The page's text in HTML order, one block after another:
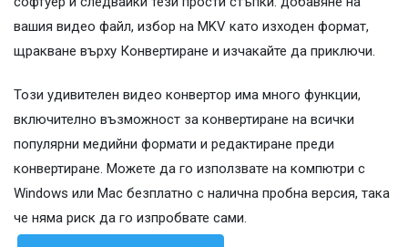
вашия видео файл, избор на MKV като изходен формат,
щракване върху Конвертиране и изчакайте да приключи.
Този удивителен видео конвертор има много функции,
включително възможност за конвертиране на всички
популярни медийни формати и редактиране преди
конвертиране. Можете да го използвате на компютри с
Windows или Mac безплатно с налична пробна версия, така
че няма риск да го изпробвате сами.